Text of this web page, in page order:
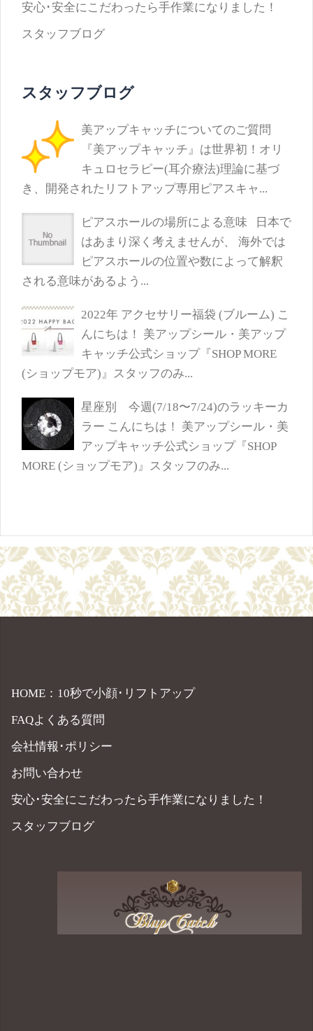
安心･安全にこだわったら手作業になりました！
スタッフブログ
スタッフブログ
美アップキャッチについてのご質問
『美アップキャッチ』は世界初！オリ
キュロセラピー(耳介療法)理論に基づ
き、開発されたリフトアップ専用ピアスキャ...
ピアスホールの場所による意味
日本で
はあまり深く考えませんが、 海外では
ピアスホールの位置や数によって解釈
される意味があるよう...
2022年 アクセサリー福袋 (ブルーム) こ
んにちは！ 美アップシール・美アップ
キャッチ公式ショップ『SHOP MORE
(ショップモア)』スタッフのみ...
星座別 今週(7/18〜7/24)のラッキーカ
ラー こんにちは！ 美アップシール・美
アップキャッチ公式ショップ『SHOP
MORE (ショップモア)』スタッフのみ...
HOME：10秒で小顔･リフトアップ
FAQよくある質問
会社情報･ポリシー
お問い合わせ
安心･安全にこだわったら手作業になりました！
スタッフブログ